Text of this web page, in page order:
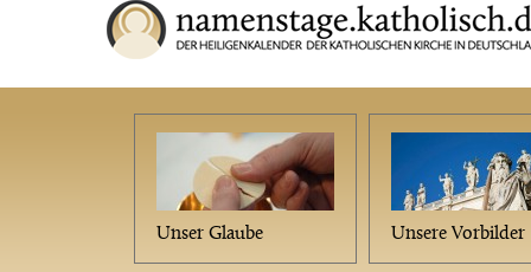
Unser Glaube Unsere Vorbilder